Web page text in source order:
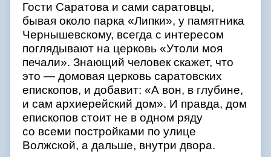
Гости Саратова и сами саратовцы,
бывая около парка «Липки», у памятника
Чернышевскому, всегда с интересом
поглядывают на церковь «Утоли моя
печали». Знающий человек скажет, что
это — домовая церковь саратовских
епископов, и добавит: «А вон, в глубине,
и сам архиерейский дом». И правда, дом
епископов стоит не в одном ряду
со всеми постройками по улице
Волжской, а дальше, внутри двора.